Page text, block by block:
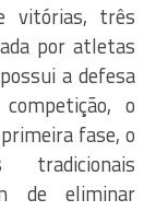
vitórias, três
por atletas
a defesa
o
fase, o
de eliminar